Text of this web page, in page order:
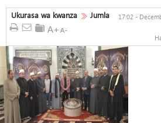
Ukurasa wa kwanza Jumla 17:02 -